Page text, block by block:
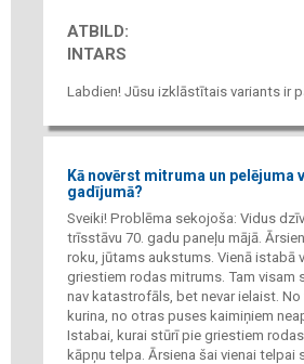
ATBILD:
INTARS
Labdien! Jūsu izklāstītais variants ir
Kā novērst mitruma un pelējuma
gadījumā?
Sveiki! Problēma sekojoša: Vidus
trīsstāvu 70. gadu paneļu mājā.
roku, jūtams aukstums. Vienā istabā
griestiem rodas mitrums. Tam visam
nav katastrofāls, bet nevar ielaist.
kurina, no otras puses kaimiņiem
Istabai, kurai stūrī pie griestiem
kāpņu telpa. Ārsiena šai vienai telpai